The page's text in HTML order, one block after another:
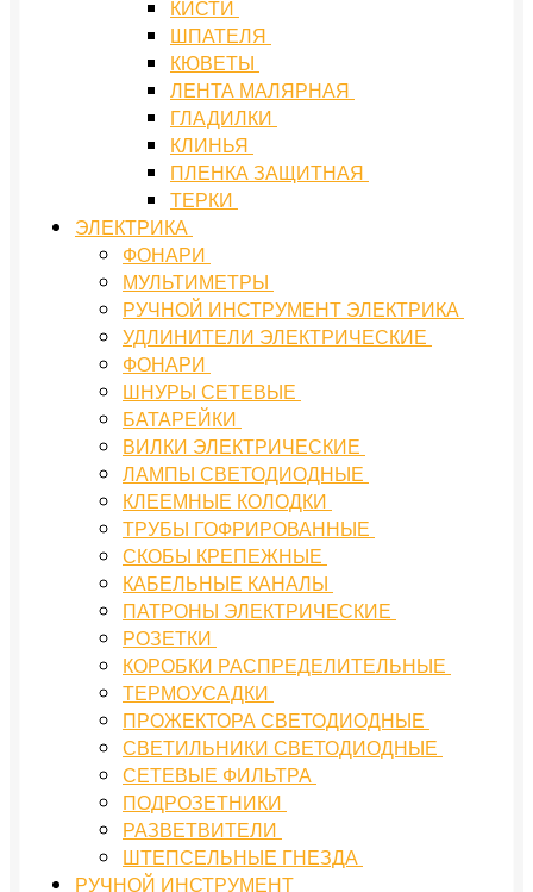
КИСТИ
ШПАТЕЛЯ
КЮВЕТЫ
ЛЕНТА МАЛЯРНАЯ
ГЛАДИЛКИ
КЛИНЬЯ
ПЛЕНКА ЗАЩИТНАЯ
ТЕРКИ
ЭЛЕКТРИКА
ФОНАРИ
МУЛЬТИМЕТРЫ
РУЧНОЙ ИНСТРУМЕНТ ЭЛЕКТРИКА
УДЛИНИТЕЛИ ЭЛЕКТРИЧЕСКИЕ
ФОНАРИ
ШНУРЫ СЕТЕВЫЕ
БАТАРЕЙКИ
ВИЛКИ ЭЛЕКТРИЧЕСКИЕ
ЛАМПЫ СВЕТОДИОДНЫЕ
КЛЕЕМНЫЕ КОЛОДКИ
ТРУБЫ ГОФРИРОВАННЫЕ
СКОБЫ КРЕПЕЖНЫЕ
КАБЕЛЬНЫЕ КАНАЛЫ
ПАТРОНЫ ЭЛЕКТРИЧЕСКИЕ
РОЗЕТКИ
КОРОБКИ РАСПРЕДЕЛИТЕЛЬНЫЕ
ТЕРМОУСАДКИ
ПРОЖЕКТОРА СВЕТОДИОДНЫЕ
СВЕТИЛЬНИКИ СВЕТОДИОДНЫЕ
СЕТЕВЫЕ ФИЛЬТРА
ПОДРОЗЕТНИКИ
РАЗВЕТВИТЕЛИ
ШТЕПСЕЛЬНЫЕ ГНЕЗДА
РУЧНОЙ ИНСТРУМЕНТ